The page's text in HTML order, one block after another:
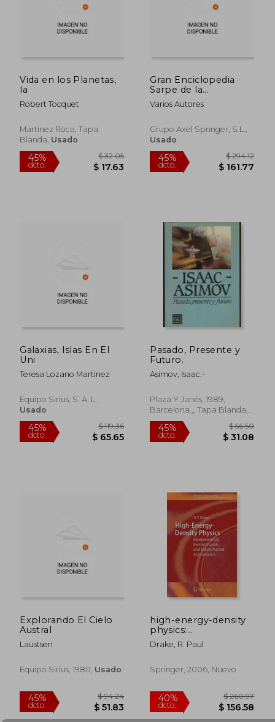
$ 46.86
$ 25.77
45%
dcto. $ 41.94
45%
dcto.
Vida en los Planetas,
la
Robert Tocquet
Martinez Roca, Tapa
Blanda, Usado
45%
dcto. $ 17.63
Gran Enciclopedia
Sarpe de la
Astronomia el
Universo Obra
Varios Autores
Grupo Axel Springer, S.L.,
Usado
45%
dcto.
Galaxias, Islas En El
Uni
Teresa Lozano Martinez
Equipo Sirius, S. A. L,
Usado
Pasado, Presente y
Futuro.
Asimov, Isaac.-
Plaza Y Janés, 1989,
Barcelona.,, Tapa Blanda,
Usado
Explorando El Cielo
Austral
Laustsen
Equipo Sirius, 1980, Usado
high-energy-density
physics:
fundamentals, inertial
fusion, and
astrophysics (en
Drake, R. Paul
Springer, 2006, Nuevo